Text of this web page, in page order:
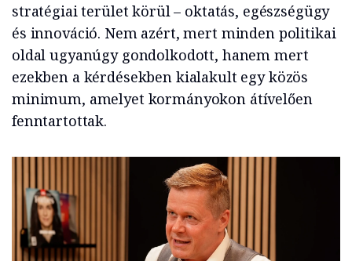
stratégiai terület körül – oktatás, egészségügy
és innováció. Nem azért, mert minden politikai
oldal ugyanúgy gondolkodott, hanem mert
ezekben a kérdésekben kialakult egy közös
minimum, amelyet kormányokon átívelően
fenntartottak.